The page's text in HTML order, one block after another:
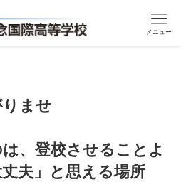
メニュー
りませ
」
登校させることよ
夫」と思える場所